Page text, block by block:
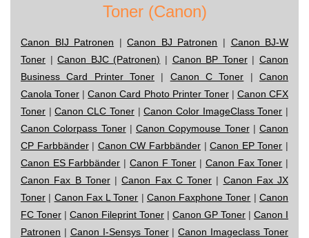
Toner (Canon)
Canon BIJ Patronen |Canon BJ Patronen | Canon BJ-W
Toner |Canon BJC (Patronen) | Canon BP Toner|Canon
Business Card Printer Toner | Canon C Toner |Canon
Canola Toner |Canon Card Photo Printer Toner| Canon CFX
Toner |Canon CLC Toner|Canon Color ImageClass Toner |
Canon Colorpass Toner| Canon Copymouse Toner| Canon
CP Farbbänder| Canon CW Farbbänder |Canon EP Toner |
Canon ES Farbbänder | Canon F Toner | Canon Fax Toner |
Canon Fax B Toner|Canon Fax C Toner | Canon Fax JX
Toner | Canon Fax L Toner | Canon Faxphone Toner |Canon
FC Toner | Canon Fileprint Toner | Canon GP Toner | Canon I
Patronen | Canon I-Sensys Toner|Canon Imageclass Toner